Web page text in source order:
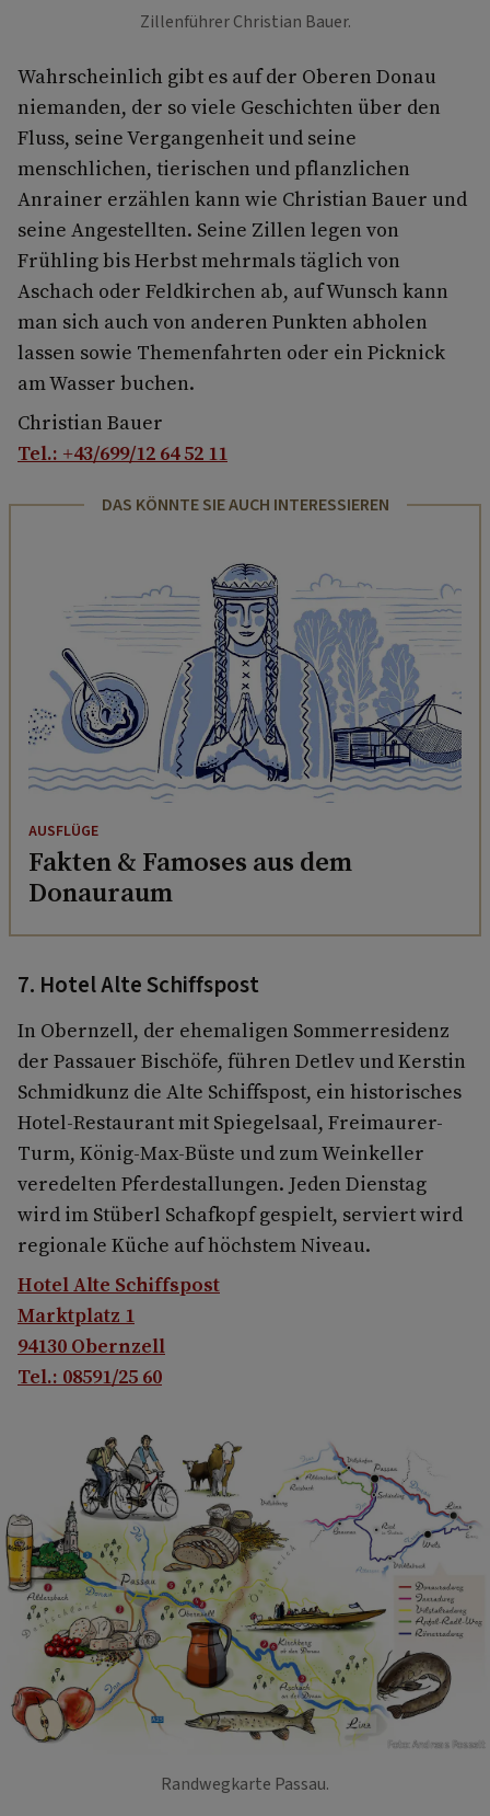
Zillenführer Christian Bauer.
Wahrscheinlich gibt es auf der Oberen Donau
niemanden, der so viele Geschichten über den
Fluss, seine Vergangenheit und seine
menschlichen, tierischen und pflanzlichen
Anrainer erzählen kann wie Christian Bauer und
seine Angestellten. Seine Zillen legen von
Frühling bis Herbst mehrmals täglich von
Aschach oder Feldkirchen ab, auf Wunsch kann
man sich auch von anderen Punkten abholen
lassen sowie Themenfahrten oder ein Picknick
am Wasser buchen.
Christian Bauer
Tel.: +43/699/12 64 52 11
DAS KÖNNTE SIE AUCH INTERESSIEREN
AUSFLÜGE
Fakten & Famoses aus dem
Donauraum
7. Hotel Alte Schiffspost
In Obernzell, der ehemaligen Sommerresidenz
der Passauer Bischöfe, führen Detlev und Kerstin
Schmidkunz die Alte Schiffspost, ein historisches
Hotel-Restaurant mit Spiegelsaal, Freimaurer-
Turm, König-Max-Büste und zum Weinkeller
veredelten Pferdestallungen. Jeden Dienstag
wird im Stüberl Schafkopf gespielt, serviert wird
regionale Küche auf höchstem Niveau.
Hotel Alte Schiffspost
Marktplatz 1
94130 Obernzell
Tel.: 08591/25 60
Foto: Andreas Posselt
Randwegkarte Passau.